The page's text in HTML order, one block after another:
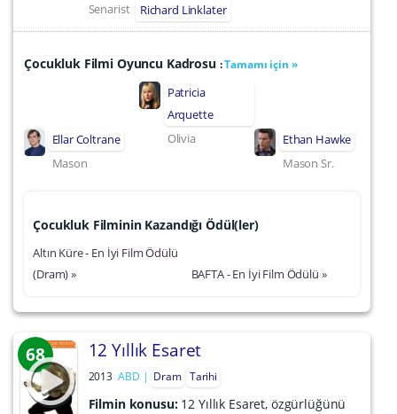
Senarist
Richard Linklater
Çocukluk Filmi Oyuncu Kadrosu :Tamamı için »
Ellar Coltrane
Mason
Patricia
Arquette
Olivia
Ethan Hawke
Mason Sr.
Çocukluk Filminin Kazandığı Ödül(ler)
Altın Küre - En İyi Film Ödülü
(Dram) »
BAFTA - En İyi Film Ödülü »
68 12 Yıllık Esaret
2013 ABD Dram Tarihi
Filmin konusu: 12 Yıllık Esaret, özgürlüğünü